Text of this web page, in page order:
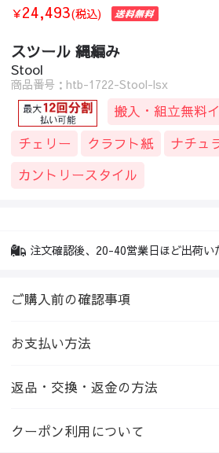
￥24,493(税込)
スツール 縄編み
Stool
商品番号：htb-1722-Stool-lsx
搬入・組立無料
チェリー
クラフト紙 ナチュ
カントリースタイル
注文確認後、20-40営業日ほど出荷い
ご購入前の確認事項
お支払い方法
返品・交換・返金の方法
クーポン利用について